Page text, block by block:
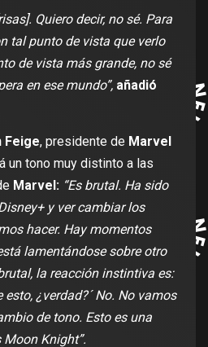
Quiero decir, no sé. Para
tal punto de vista que verlo
de vista más grande, no sé
en ese mundo”, añadió
Feige, presidente de Marvel
un tono muy distinto a las
Marvel: “Es brutal. Ha sido
y ver cambiar los
hacer. Hay momentos
lamentándose sobre otro
la reacción instintiva es:
esto, ¿verdad?´ No. No vamos
de tono. Esto es una
Moon Knight”.